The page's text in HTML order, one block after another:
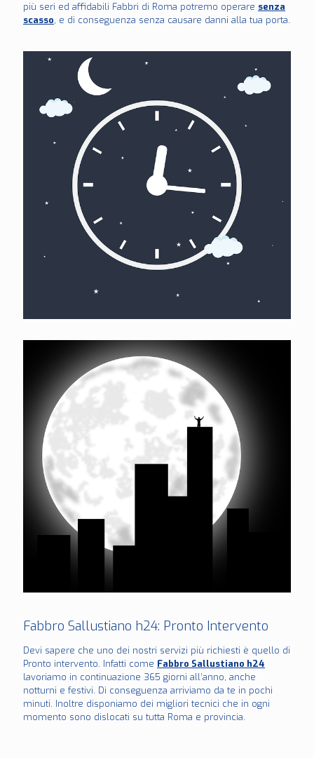
più seri ed affidabili Fabbri di Roma potremo operare senza
scasso, e di conseguenza senza causare danni alla tua porta.
Fabbro Sallustiano h24: Pronto Intervento
Devi sapere che uno dei nostri servizi più richiesti è quello di
Pronto intervento. Infatti come Fabbro Sallustiano h24
lavoriamo in continuazione 365 giorni all’anno, anche
notturni e festivi. Di conseguenza arriviamo da te in pochi
minuti. Inoltre disponiamo dei migliori tecnici che in ogni
momento sono dislocati su tutta Roma e provincia.